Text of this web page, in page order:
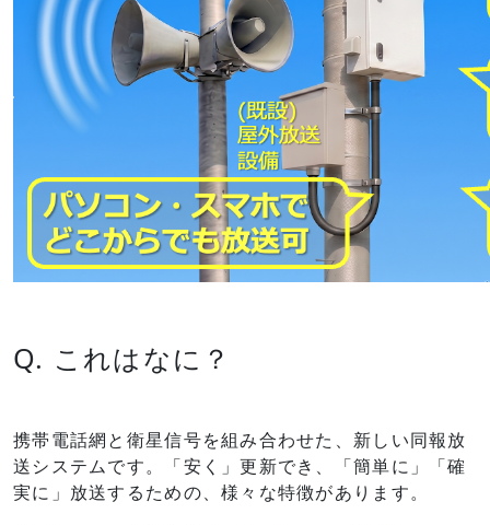
Q. これはなに？
携帯電話網と衛星信号を組み合わせた、新しい同報放
送システムです。「安く」更新でき、「簡単に」「確
実に」放送するための、様々な特徴があります。